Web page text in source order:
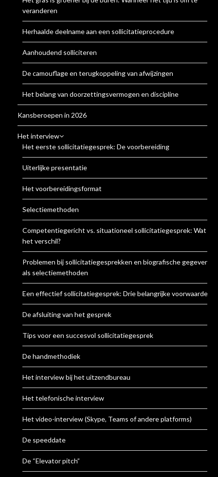
veranderen
Herhaalde deelname aan een sollicitatieprocedure
Aanhoudend solliciteren
De camouflage en terugkoppeling van afwijzingen
Het belang van doorzettingsvermogen en discipline
Kansberoepen in 2026
Het interview
Het eerste sollicitatiegesprek: De voorbereiding
Uiterlijke presentatie
Het voorbereidingsformat
Selectiemethoden
Competentiegericht vs. situationeel sollicitatiegesprek: Wat is
het verschil?
Problemen bij sollicitatiegesprekken en biografische gegevens
als selectiemethoden
Een effectief sollicitatiegesprek: Drie belangrijke voorwaarden
De afsluiting van het gesprek
Tips voor een succesvol sollicitatiegesprek
De handmethodiek
Het interview bij het uitzendbureau
Het telefonische interview
Het video-interview (Skype, Teams of andere platforms)
De speeddate
De “Elevator pitch”